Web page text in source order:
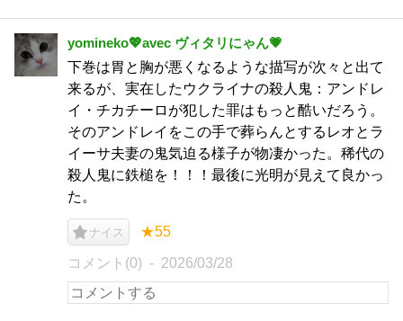
yomineko💖avec ヴィタリにゃん💗
下巻は胃と胸が悪くなるような描写が次々と出て
来るが、実在したウクライナの殺人鬼：アンドレ
イ・チカチーロが犯した罪はもっと酷いだろう。
そのアンドレイをこの手で葬らんとするレオとラ
イーサ夫妻の鬼気迫る様子が物凄かった。稀代の
殺人鬼に鉄槌を！！！最後に光明が見えて良かっ
た。
ナイス ★55
コメント(0) 2026/03/28